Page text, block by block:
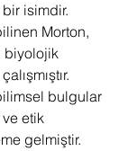
isimdir.
Morton,
biyolojik
bulgular
ve etik
gelmiştir.